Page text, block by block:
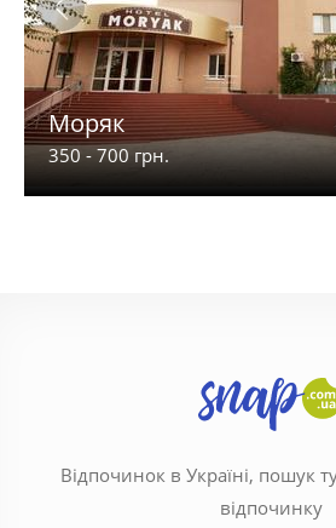
Моряк
350 - 700 грн.
Відпочинок в Україні, пошук
відпочинку